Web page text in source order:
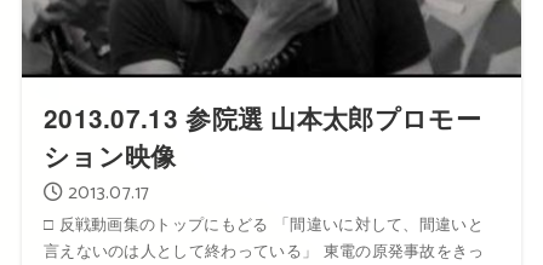
2013.07.13 参院選 山本太郎プロモー
ション映像
2013.07.17
□ 反戦動画集のトップにもどる 「間違いに対して、間違いと
言えないのは人として終わっている」 東電の原発事故をきっ